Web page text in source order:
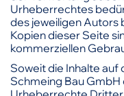
Urheberrechtes
des jeweiligen Autors
Kopien dieser Seite
kommerziellen
Soweit die Inhalte auf
Schmeing Bau